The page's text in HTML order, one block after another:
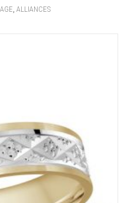
ALLIANCES